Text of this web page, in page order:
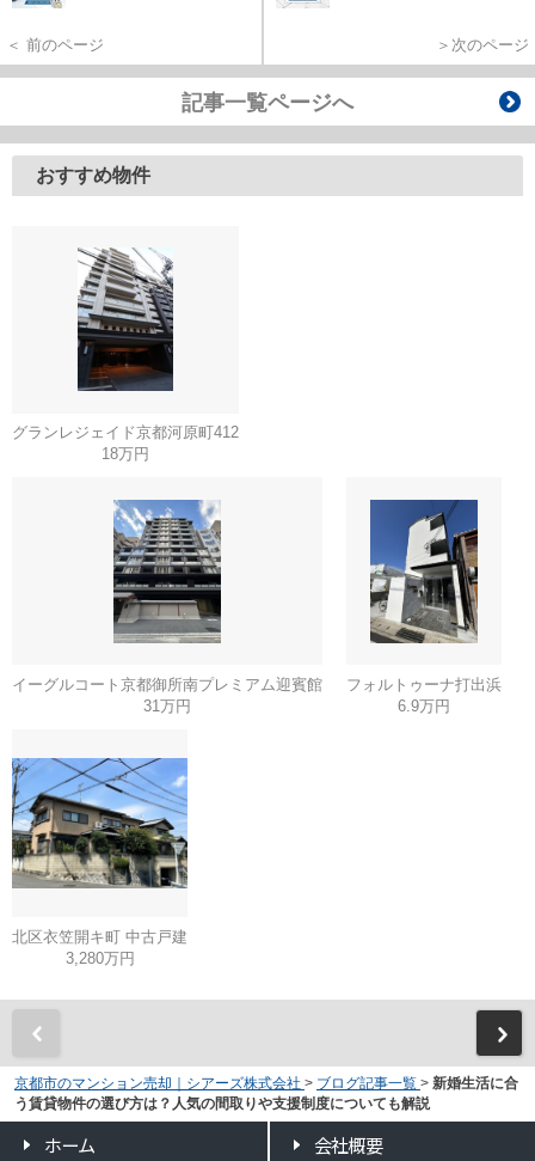
＜ 前のページ ＞次のページ
記事一覧ページへ
おすすめ物件
グランレジェイド京都河原町412
18万円
イーグルコート京都御所南プレミアム迎賓館
31万円
フォルトゥーナ打出浜
6.9万円
北区衣笠開キ町 中古戸建
3,280万円
京都市のマンション売却｜シアーズ株式会社 > ブログ記事一覧 > 新婚生活に合
う賃貸物件の選び方は？人気の間取りや支援制度についても解説
ホーム 会社概要